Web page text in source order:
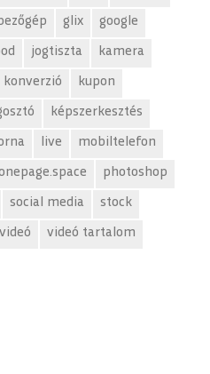
glix google
jogtiszta kamera
konverzió kupon
képszerkesztés
live mobiltelefon
photoshop
social media stock
videó videó tartalom